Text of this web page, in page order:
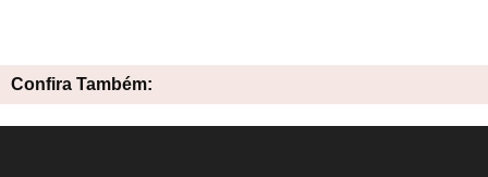
Confira Também: